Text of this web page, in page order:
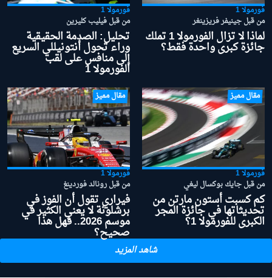
فورمولا 1
من قبل جينيفر فريزينغر
لماذا لا تزال الفورمولا 1 تملك
جائزة كبرى واحدة فقط؟
فورمولا 1
من قبل فيليب كليرين
تحليل: الصدمة الحقيقية
وراء تحول أنتونيللي السريع
إلى منافس على لقب
الفورمولا 1
مقال مميز
فورمولا 1
من قبل جايك بوكسال ليغي
كم كسبت أستون مارتن من
تحديثاتها في جائزة المجر
الكبرى للفورمولا 1؟
مقال مميز
فورمولا 1
من قبل رونالد فوردينغ
فيراري تقول أن الفوز في
برشلونة لا يعني الكثير في
موسم 2026.. فهل هذا
صحيح؟
شاهد المزيد